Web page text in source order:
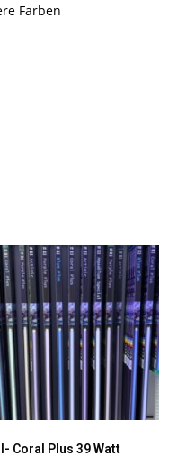
Farben
Coral Plus 39 Watt